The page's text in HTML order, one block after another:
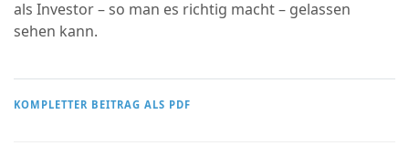
als Investor – so man es richtig macht – gelassen
sehen kann.
KOMPLETTER BEITRAG ALS PDF